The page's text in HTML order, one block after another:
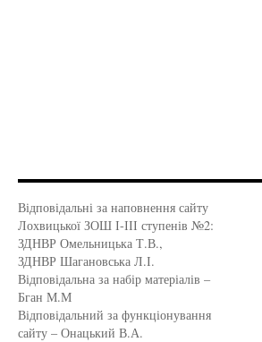
Відповідальні за наповнення сайту
Лохвицької ЗОШ І-ІІІ ступенів №2:
ЗДНВР Омельницька Т.В.,
ЗДНВР Шагановська Л.І.
Відповідальна за набір матеріалів –
Бган М.М
Відповідальний за функціонування
сайту – Онацький В.А.